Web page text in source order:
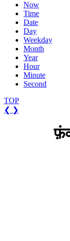
Now
Time
Date
Day
Weekday
Month
Year
Hour
Minute
Second
TOP
❮ ❯